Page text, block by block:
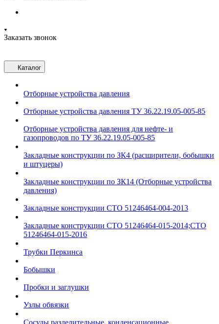
Заказать звонок
Каталог
Отборные устройства давления
Отборные устройства давления ТУ 36.22.19.05-005-85
Отборные устройства давления для нефте- и
газопроводов по ТУ 36.22.19.05-005-85
Закладные конструкции по ЗК4 (расширители, бобышки
и штуцеры)
Закладные конструкции по ЗК14 (Отборные устройства
давления)
Закладные конструкции СТО 51246464-004-2013
Закладные конструкции СТО 51246464-015-2014;СТО
51246464-015-2016
Трубки Перкинса
Бобышки
Пробки и заглушки
Узлы обвязки
Сосуды разделительные, конденсационные,